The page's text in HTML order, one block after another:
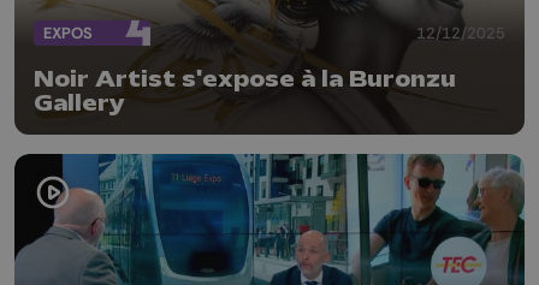
EXPOS 12/12/2025
Noir Artist s'expose à la Buronzu
Gallery